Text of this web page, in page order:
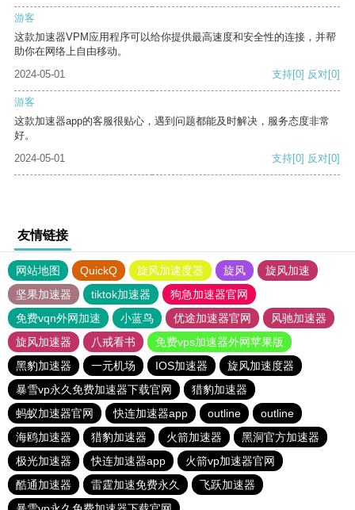
游客
这款加速器VPM应用程序可以给你提供最高速度和安全性的连接，并帮
助你在网络上自由移动。
2024-05-01
支持[0] 反对[0]
游客
这款加速器app的客服很贴心，遇到问题都能及时解决，服务态度非常
好。
2024-05-01
支持[0] 反对[0]
友情链接
网站地图 QuickQ 旋风加速度器 旋风
旋风加速
坚果加速器
tiktok加速器
狗急加速器官网
免费vqn外网加速
小蓝鸟 优途加速器官网
风驰加速器
旋风加速器
八戒看书
免费vps加速器外网苹果版
黑豹加速器
一元机场 IOS加速器
旋风加速度器
暴雪vp永久免费加速器下载官网
猎豹加速器
蚂蚁加速器官网
快连加速器app outline
outline
海鸥加速器
猎豹加速器 火箭加速器
黑洞官方加速器
极光加速器
快连加速器app
火箭vp加速器官网
酷通加速器
雷霆加速免费永久
飞跃加速器